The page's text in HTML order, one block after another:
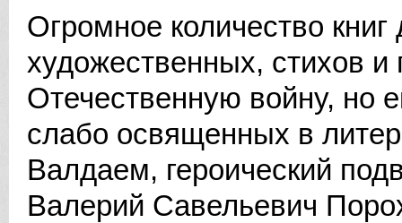
Огромное количество
художественных, стихов
Отечественную войну, но
слабо освященных в
Валдаем, героический
Валерий Савельевич